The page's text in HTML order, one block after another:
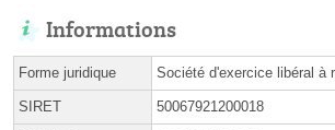
Informations
Forme juridique Société d'exercice libéral à
SIRET 50067921200018